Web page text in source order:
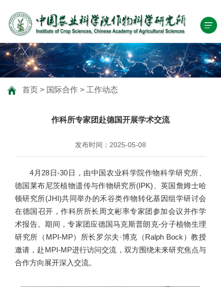
首页 > 国际合作 > 工作动态
作科所专家团赴德国开展学术交流
发布时间：2025-05-08
4月28日-30日，由中国农业科学院作物科学研究所、
德国莱布尼茨植物遗传与作物研究所(IPK)、英国詹姆士哈
顿研究所(JHI)共同举办的禾谷类作物转化基因组学研讨会
在德国召开，作科所所长周文彬率专家团参加会议并作学
术报告。期间，专家团应德国马克斯普朗克-分子植物生理
研究所（MPI-MP）所长罗尔夫·博克（Ralph Bock）教授
邀请，赴MPI-MP进行访问交流，双方围绕未来研究焦点与
合作方向展开深入交流。